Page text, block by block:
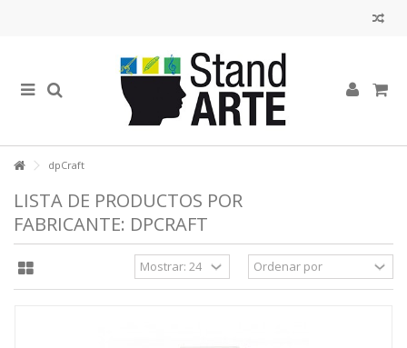
dpCraft
LISTA DE PRODUCTOS POR
FABRICANTE: DPCRAFT